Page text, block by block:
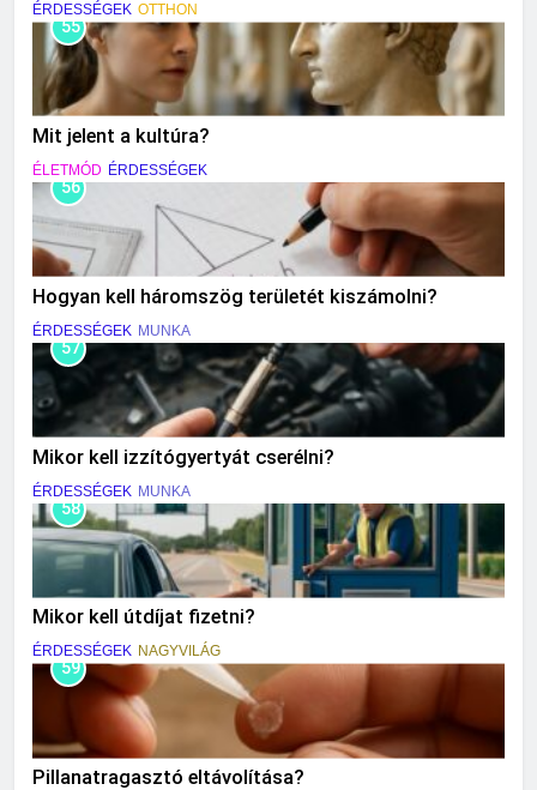
ÉRDESSÉGEK OTTHON
55
Mit jelent a kultúra?
ÉLETMÓD ÉRDESSÉGEK
56
Hogyan kell háromszög területét kiszámolni?
ÉRDESSÉGEK MUNKA
57
Mikor kell izzítógyertyát cserélni?
ÉRDESSÉGEK MUNKA
58
Mikor kell útdíjat fizetni?
ÉRDESSÉGEK NAGYVILÁG
59
Pillanatragasztó eltávolítása?